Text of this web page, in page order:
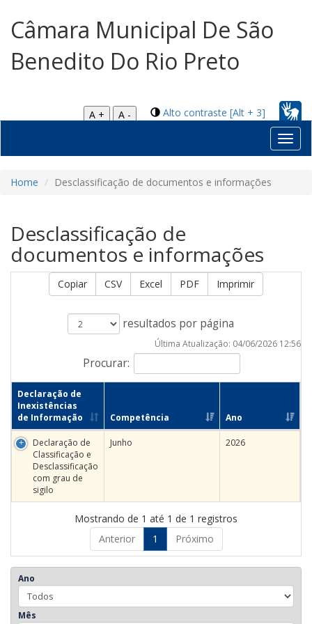
Câmara Municipal De São
Benedito Do Rio Preto
Alto contraste [Alt + 3]
A +
A -
Home Desclassificação de documentos e informações
Desclassificação de
documentos e informações
Copiar CSV Excel PDF Imprimir
resultados por página
Procurar:
Última Atualização: 04/06/2026 12:56
Declaração de
Inexistências
de Informação
Competência Ano
Declaração de
Classificação e
Desclassificação
com grau de
sigilo
Junho 2026
Mostrando de 1 até 1 de 1 registros
Anterior
1 Próximo
Ano
Mês